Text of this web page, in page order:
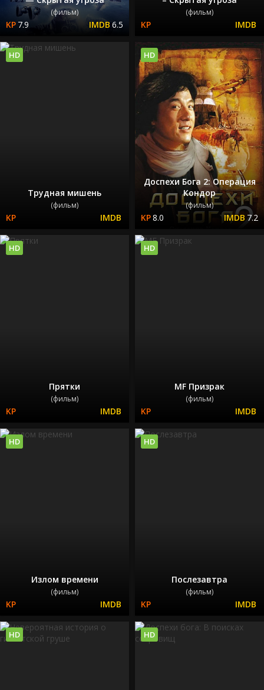
(фильм)
7.9 6.5
(фильм)
Трудная мишень
(фильм)
HD
Доспехи Бога 2: Операция
Кондор
(фильм)
8.0 7.2
HD
Прятки
(фильм)
HD
MF Призрак
(фильм)
HD
Излом времени
(фильм)
HD
Послезавтра
(фильм)
HD
HD HD